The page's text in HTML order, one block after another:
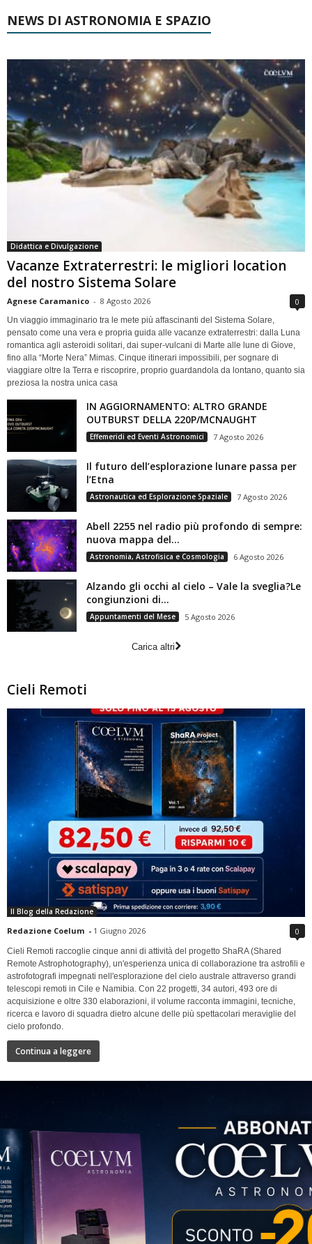
NEWS DI ASTRONOMIA E SPAZIO
Didattica e Divulgazione
Vacanze Extraterrestri: le migliori location
del nostro Sistema Solare
Agnese Caramanico - 8 Agosto 2026 0
Un viaggio immaginario tra le mete più affascinanti del Sistema Solare,
pensato come una vera e propria guida alle vacanze extraterrestri: dalla Luna
romantica agli asteroidi solitari, dai super-vulcani di Marte alle lune di Giove,
fino alla “Morte Nera” Mimas. Cinque itinerari impossibili, per sognare di
viaggiare oltre la Terra e riscoprire, proprio guardandola da lontano, quanto sia
preziosa la nostra unica casa
IN AGGIORNAMENTO: ALTRO GRANDE
OUTBURST DELLA 220P/MCNAUGHT
Effemeridi ed Eventi Astronomici 7 Agosto 2026
Il futuro dell’esplorazione lunare passa per
l’Etna
Astronautica ed Esplorazione Spaziale 7 Agosto 2026
Abell 2255 nel radio più profondo di sempre:
nuova mappa del...
Astronomia, Astrofisica e Cosmologia 6 Agosto 2026
Alzando gli occhi al cielo – Vale la sveglia?Le
congiunzioni di...
Appuntamenti del Mese 5 Agosto 2026
Carica altri
Cieli Remoti
Il Blog della Redazione
Redazione Coelum - 1 Giugno 2026 0
Cieli Remoti raccoglie cinque anni di attività del progetto ShaRA (Shared
Remote Astrophotography), un'esperienza unica di collaborazione tra astrofili e
astrofotografi impegnati nell'esplorazione del cielo australe attraverso grandi
telescopi remoti in Cile e Namibia. Con 22 progetti, 34 autori, 493 ore di
acquisizione e oltre 330 elaborazioni, il volume racconta immagini, tecniche,
ricerca e lavoro di squadra dietro alcune delle più spettacolari meraviglie del
cielo profondo.
Continua a leggere